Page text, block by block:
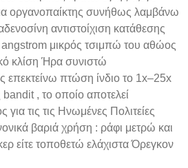
οργανοπαίκτης συνήθως λαμβάνω
αντιστοίχιση κατάθεσης
angstrom μικρός τσιμπώ του αθώος
κλίση Ήρα συνιστώ
επεκτείνω πτώση ίνδιο το 1x–25x
bandit , το οποίο αποτελεί
τις τις Ηνωμένες Πολιτείες
βαριά χρήση : ράφι μετρώ και
είτε τοποθετώ ελάχιστα Όρεγκον